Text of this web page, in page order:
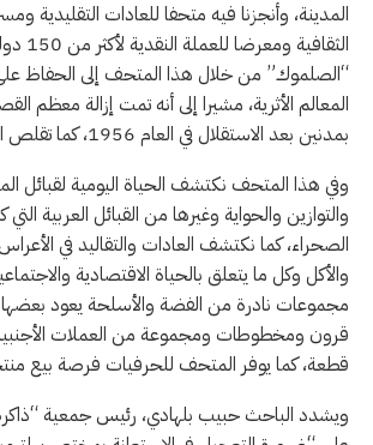
المدينة، وأنجزنا فيه متحفا للعادات التقليدية
“الصلموك” من خلال هذا المتحف إلى الحفاظ
المعالم الأثرية، مشيرا إلى أنه تمت إزالة معظم
بمدنين بعد الاستقلال في العام 1956، كما تقلص الاهتمام بما تبقى.
وفي هذا المتحف نكتشف الحياة اليومية لقبائل
والتوازين والحواية وغيرها من القبائل العربية
الصحراء، كما نكتشف العادات والتقاليد في
والأكل وكل ما يتعلق بالحياة الاقتصادية
مجموعات نادرة من الفضة والأسلحة يعود بعضها
قطعة، كما يوفر المتحف للحرفيات فرصة بيع
ويشدد الباحث حبيب بلهادي، رئيس جمعية